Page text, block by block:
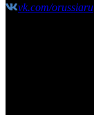
vk.com/orussiaru